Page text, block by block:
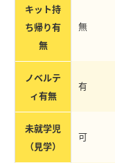
キット持
ち帰り有
無
無
ノベルテ
ィ有無
有
未就学児
（見学）
可